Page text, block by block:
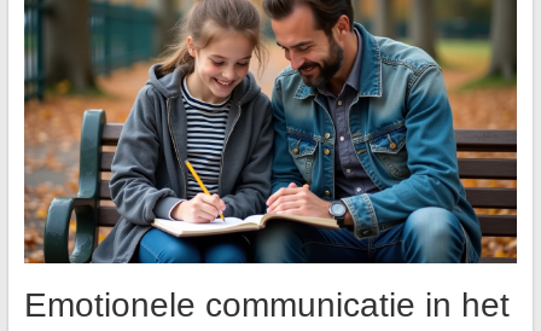
Emotionele communicatie in het